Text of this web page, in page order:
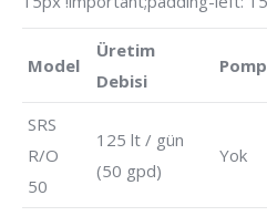
Model
Üretim
Debisi
SRS
R/O
50
125 lt / gün
(50 gpd)
Yok